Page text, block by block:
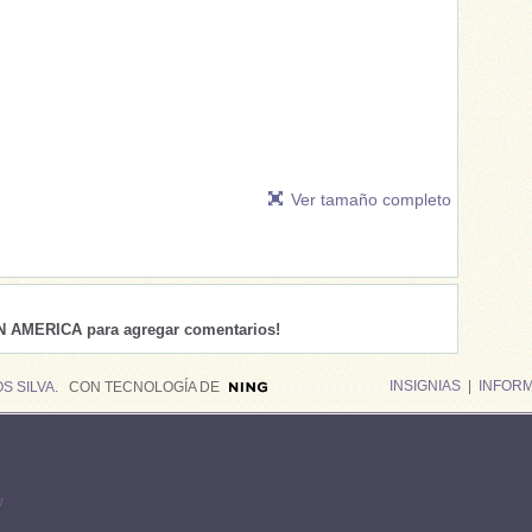
Ver tamaño completo
AMERICA para agregar comentarios!
SILVA. CON TECNOLOGÍA DE INSIGNIAS